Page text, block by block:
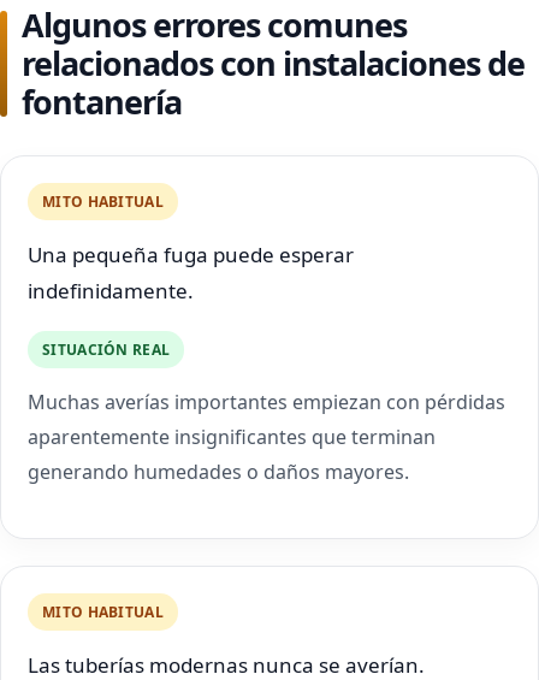
Algunos errores comunes
relacionados con instalaciones de
fontanería
MITO HABITUAL
Una pequeña fuga puede esperar
indefinidamente.
SITUACIÓN REAL
Muchas averías importantes empiezan con pérdidas
aparentemente insignificantes que terminan
generando humedades o daños mayores.
MITO HABITUAL
Las tuberías modernas nunca se averían.